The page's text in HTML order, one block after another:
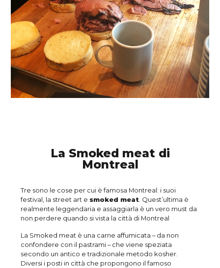
La Smoked meat di
Montreal
Tre sono le cose per cui è famosa Montreal: i suoi
festival, la street art e smoked meat . Quest’ultima è
realmente leggendaria e assaggiarla è un vero must da
non perdere quando si vista la città di Montreal
La Smoked meat è una carne affumicata – da non
confondere con il pastrami – che viene speziata
secondo un antico e tradizionale metodo kosher.
Diversi i posti in città che propongono il famoso